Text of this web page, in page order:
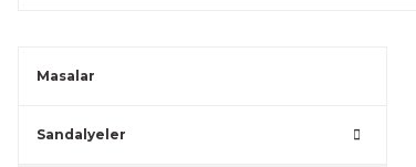
Masalar
Sandalyeler